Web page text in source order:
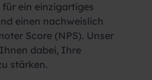
ein einzigartiges
einen nachweislich
Score (NPS). Unser
dabei, Ihre
stärken.